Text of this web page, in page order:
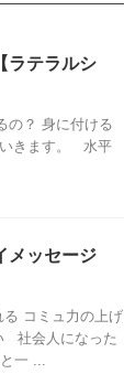
ラテラルシ
の？ 身に付ける
きます。 水平
メッセージ
る コミュ力の上げ
社会人になった
一 ...